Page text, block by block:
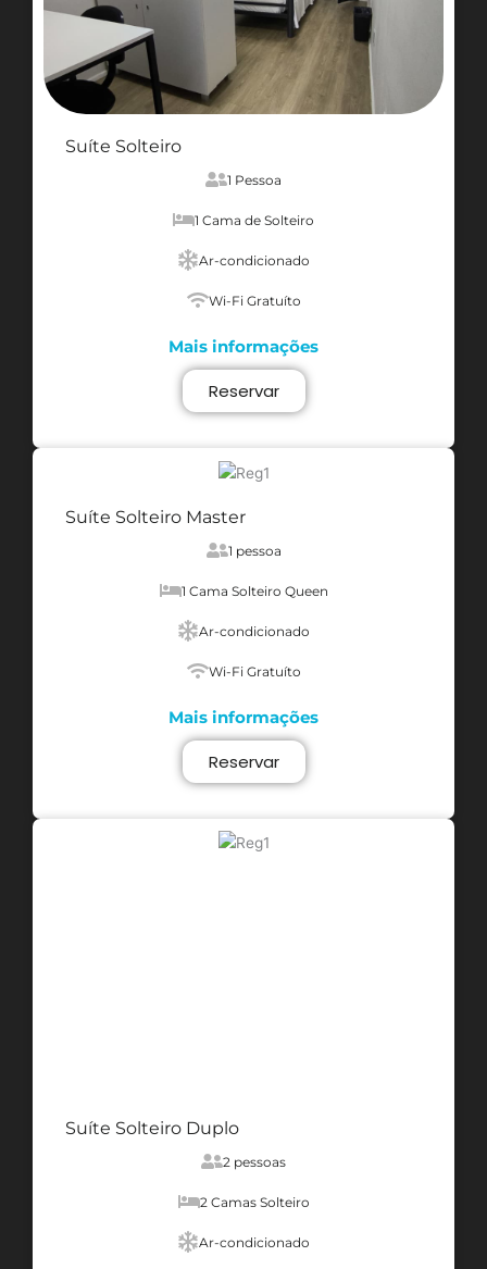
Suíte Solteiro
1 Pessoa
1 Cama de Solteiro
Ar-condicionado
Wi-Fi Gratuíto
Mais informações
Reservar
Suíte Solteiro Master
1 pessoa
1 Cama Solteiro Queen
Ar-condicionado
Wi-Fi Gratuíto
Mais informações
Reservar
Suíte Solteiro Duplo
2 pessoas
2 Camas Solteiro
Ar-condicionado